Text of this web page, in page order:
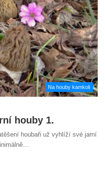
Na houby kamkoli
houby 1.
houbaři už vyhlíží své jarní